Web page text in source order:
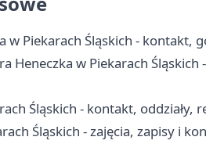
w Piekarach Śląskich - kontakt,
Heneczka w Piekarach
Śląskich - kontakt, oddziały,
Śląskich - zajęcia, zapisy i